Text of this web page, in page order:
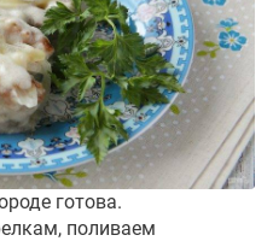
готова.
поливаем